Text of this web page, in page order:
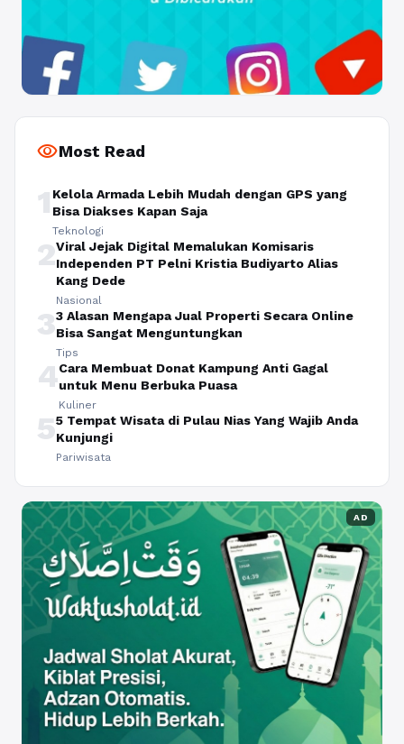
visibilityMost Read
1 Kelola Armada Lebih Mudah dengan GPS yang
Bisa Diakses Kapan Saja
Teknologi
2Viral Jejak Digital Memalukan Komisaris
Independen PT Pelni Kristia Budiyarto Alias
Kang Dede
Nasional
33 Alasan Mengapa Jual Properti Secara Online
Bisa Sangat Menguntungkan
Tips
4Cara Membuat Donat Kampung Anti Gagal
untuk Menu Berbuka Puasa
Kuliner
55 Tempat Wisata di Pulau Nias Yang Wajib Anda
Kunjungi
Pariwisata
AD